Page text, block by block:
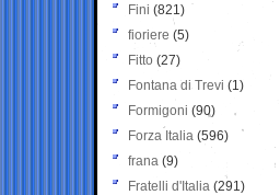
Fini (821)
fioriere (5)
Fitto (27)
Fontana di Trevi (1)
Formigoni (90)
Forza Italia (596)
frana (9)
Fratelli d'Italia (291)